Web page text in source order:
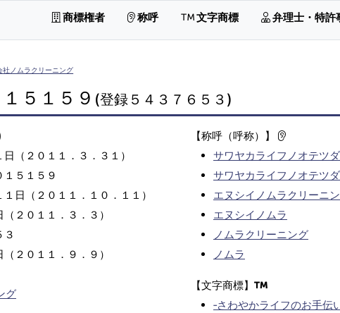
商標権者 称呼 文字商標 弁理士・特許
社ノムラクリーニング
５１５９ (登録５４３７６５３)
（２０１１．３．３１）
１５１５９
日（２０１１．１０．１１）
２０１１．３．３）
３
２０１１．９．９）
グ
【称呼（呼称）】
サワヤカライフノオテツ
サワヤカライフノオテツ
エヌシイノムラクリーニ
エヌシイノムラ
ノムラクリーニング
ノムラ
【文字商標】
‐さわやかライフのお手伝